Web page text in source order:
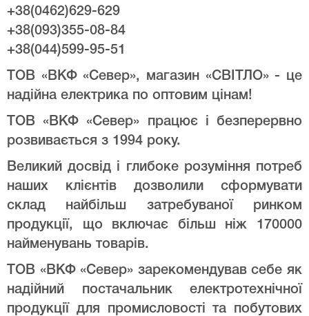
+38(0462)629-629
+38(093)355-08-84
+38(044)599-95-51
ТОВ «ВКФ «Север», магазин «СВІТЛО» - це
надійна електрика по оптовим цінам!
ТОВ «ВКФ «Север» працює і безперервно
розвивається з 1994 року.
Великий досвід і глибоке розуміння потреб
наших клієнтів дозволили сформувати
склад найбільш затребуваної ринком
продукції, що включає більш ніж 170000
найменувань товарів.
ТОВ «ВКФ «Север» зарекомендував себе як
надійний постачальник електротехнічної
продукції для промисловості та побутових